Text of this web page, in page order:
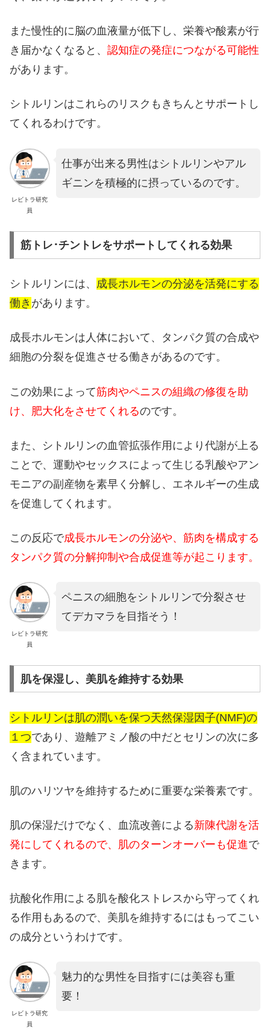
また慢性的に脳の血液量が低下し、栄養や酸素が行
き届かなくなると、 認知症の発症につながる可能性
があります。
シトルリンはこれらのリスクもきちんとサポートし
てくれるわけです。
レビトラ研究
員
仕事が出来る男性はシトルリンやアル
ギニンを積極的に摂っているのです。
筋トレ･チントレをサポートしてくれる効果
シトルリンには、 成長ホルモンの分泌を活発にする
働き があります。
成長ホルモンは人体において、タンパク質の合成や
細胞の分裂を促進させる働きがあるのです。
この効果によって筋肉やペニスの組織の修復を助
け、肥大化をさせてくれるのです。
また、シトルリンの血管拡張作用により代謝が上る
ことで、運動やセックスによって生じる乳酸やアン
モニアの副産物を素早く分解し、エネルギーの生成
を促進してくれます。
この反応で成長ホルモンの分泌や、筋肉を構成する
タンパク質の分解抑制や合成促進等が起こります。
レビトラ研究
員
ペニスの細胞をシトルリンで分裂させ
てデカマラを目指そう！
肌を保湿し、美肌を維持する効果
シトルリンは肌の潤いを保つ天然保湿因子(NMF)の
１つであり、遊離アミノ酸の中だとセリンの次に多
く含まれています。
肌のハリツヤを維持するために重要な栄養素です。
肌の保湿だけでなく、血流改善による新陳代謝を活
発にしてくれるので、肌のターンオーバーも促進で
きます。
抗酸化作用による肌を酸化ストレスから守ってくれ
る作用もあるので、美肌を維持するにはもってこい
の成分というわけです。
レビトラ研究
員
魅力的な男性を目指すには美容も重
要！